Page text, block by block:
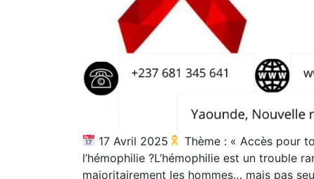
17 Avril 2025 Thème : « Accès pour
l’hémophilie ?L’hémophilie est un trouble
majoritairement les hommes… mais pas